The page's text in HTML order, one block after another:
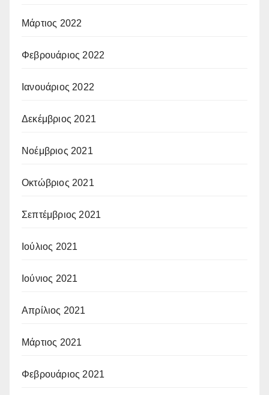
Μάρτιος 2022
Φεβρουάριος 2022
Ιανουάριος 2022
Δεκέμβριος 2021
Νοέμβριος 2021
Οκτώβριος 2021
Σεπτέμβριος 2021
Ιούλιος 2021
Ιούνιος 2021
Απρίλιος 2021
Μάρτιος 2021
Φεβρουάριος 2021